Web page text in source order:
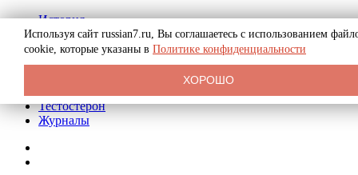
История
Биография
Криминал
Реклама на сайте
Тестостерон
Журналы
Используя сайт russian7.ru, Вы соглашаетесь с использованием
cookie, которые указаны в Политике конфиденциальности
ХОРОШО